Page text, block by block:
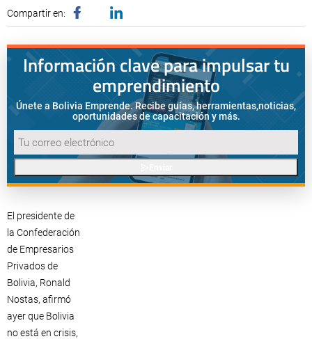
Compartir en:
Información clave para impulsar tu
emprendimiento
Únete a Bolivia Emprende. Recibe guías, herramientas,noticias,
oportunidades de capacitación y más.
El presidente de
la Confederación
de Empresarios
Privados de
Bolivia, Ronald
Nostas, afirmó
ayer que Bolivia
no está en crisis,